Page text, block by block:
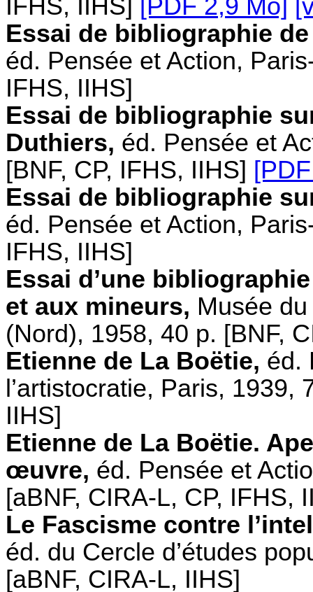
IFHS, IIHS] [PDF 2,9 Mo]
Essai de bibliographie
éd. Pensée et Action,
IFHS, IIHS]
Essai de bibliographie
Duthiers, éd. Pensée et
[BNF, CP, IFHS, IIHS]
Essai de bibliographie
éd. Pensée et Action,
IFHS, IIHS]
Essai d’une
et aux mineurs, Musée
(Nord), 1958, 40 p. [BNF,
Etienne de La Boëtie, éd.
l’artistocratie, Paris, 1939,
IIHS]
Etienne de La Boëtie.
œuvre, éd. Pensée et
[aBNF, CIRA-L, CP, IFHS,
Le Fascisme contre
éd. du Cercle d’études
[aBNF, CIRA-L, IIHS]